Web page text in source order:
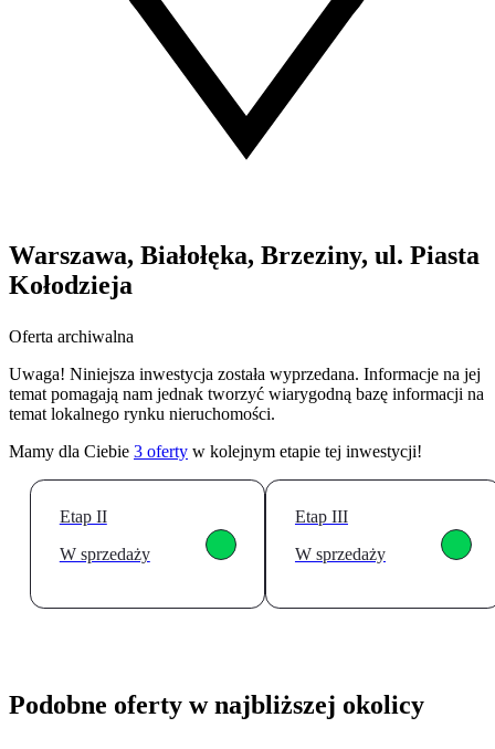
Warszawa, Białołęka, Brzeziny, ul. Piasta
Kołodzieja
Oferta archiwalna
Uwaga! Niniejsza inwestycja została wyprzedana. Informacje na jej
temat pomagają nam jednak tworzyć wiarygodną bazę informacji na
temat lokalnego rynku nieruchomości.
Mamy dla Ciebie 3 oferty w kolejnym etapie tej inwestycji!
Etap II
W sprzedaży
Etap III
W sprzedaży
Podobne oferty w najbliższej okolicy